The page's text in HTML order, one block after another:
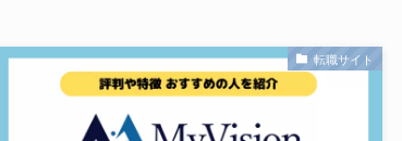
転職サイト